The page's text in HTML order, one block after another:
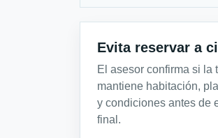
Evita reservar a
El asesor confirma si la
mantiene habitación,
y condiciones antes de
final.